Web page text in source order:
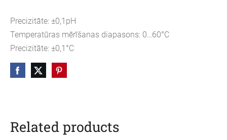
Precizitāte: ±0,1pH
Temperatūras mērīšanas diapasons: 0…60°C
Precizitāte: ±0,1°C
Related products